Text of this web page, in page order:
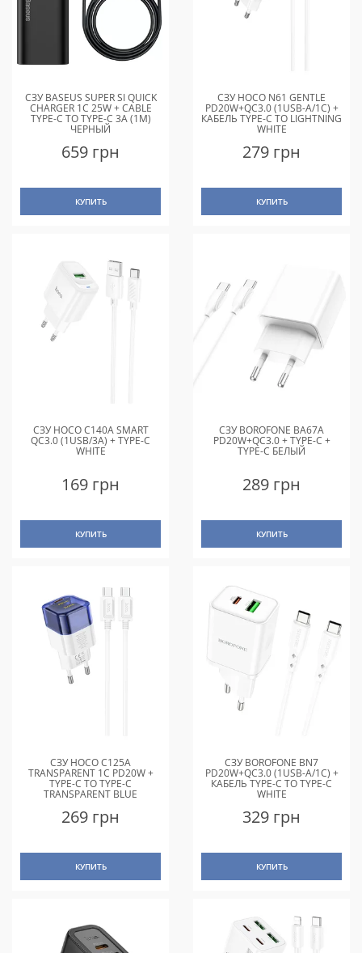
СЗУ BASEUS SUPER SI QUICK
CHARGER 1C 25W + CABLE
TYPE-C TO TYPE-C 3A (1M)
ЧЕРНЫЙ
659 грн
КУПИТЬ
СЗУ HOCO N61 GENTLE
PD20W+QC3.0 (1USB-A/1C) +
КАБЕЛЬ TYPE-C TO LIGHTNING
WHITE
279 грн
КУПИТЬ
СЗУ HOCO C140A SMART
QC3.0 (1USB/3A) + TYPE-C
WHITE
169 грн
КУПИТЬ
СЗУ BOROFONE BA67A
PD20W+QC3.0 + TYPE-C +
TYPE-C БЕЛЫЙ
289 грн
КУПИТЬ
СЗУ HOCO C125A
TRANSPARENT 1C PD20W +
TYPE-C TO TYPE-C
TRANSPARENT BLUE
269 грн
КУПИТЬ
СЗУ BOROFONE BN7
PD20W+QC3.0 (1USB-A/1C) +
КАБЕЛЬ TYPE-C TO TYPE-C
WHITE
329 грн
КУПИТЬ